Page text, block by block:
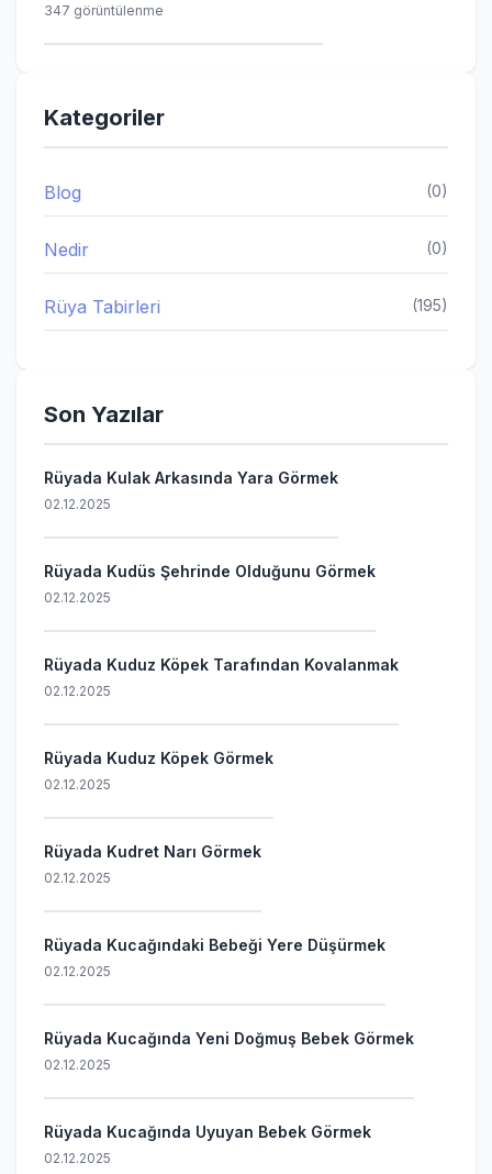
347 görüntülenme
Kategoriler
Blog (0)
Nedir (0)
Rüya Tabirleri (195)
Son Yazılar
Rüyada Kulak Arkasında Yara Görmek
02.12.2025
Rüyada Kudüs Şehrinde Olduğunu Görmek
02.12.2025
Rüyada Kuduz Köpek Tarafından Kovalanmak
02.12.2025
Rüyada Kuduz Köpek Görmek
02.12.2025
Rüyada Kudret Narı Görmek
02.12.2025
Rüyada Kucağındaki Bebeği Yere Düşürmek
02.12.2025
Rüyada Kucağında Yeni Doğmuş Bebek Görmek
02.12.2025
Rüyada Kucağında Uyuyan Bebek Görmek
02.12.2025